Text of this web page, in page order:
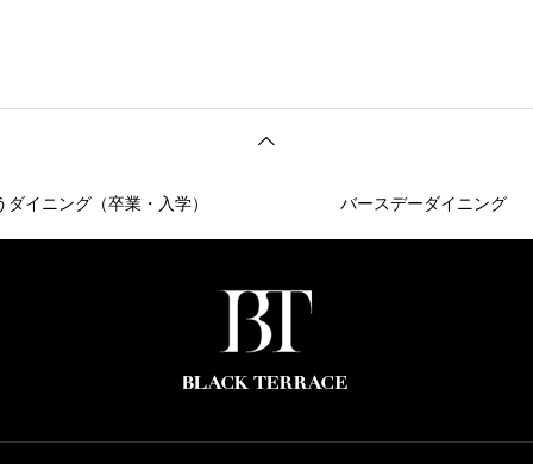
ニング（卒業・入学） バースデーダイニング